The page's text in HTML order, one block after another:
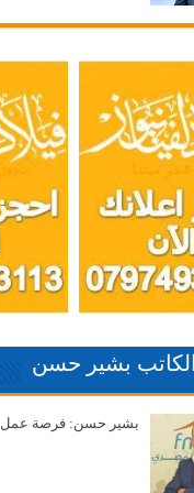
بشير حسن
بشير حسن: فرصة عمل